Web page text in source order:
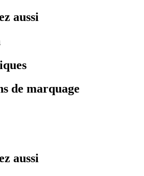
aussi
de marquage
aussi